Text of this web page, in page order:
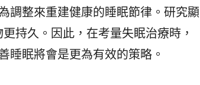
調整來重建健康的睡眠節律。研究顯
持久。因此，在考量失眠治療時，
睡眠將會是更為有效的策略。